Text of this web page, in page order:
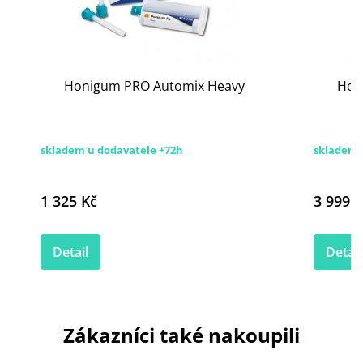
Honigum PRO Automix Heavy
skladem u dodavatele +72h
1 325 Kč
Detail
skladem
3 999
Detail
Zákazníci také nakoupili